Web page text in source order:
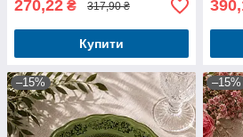
270,22 ₴ 317,90 ₴
Купити
–15% –15%